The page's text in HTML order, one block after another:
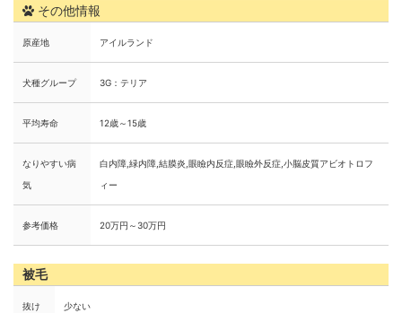
その他情報
原産地 アイルランド
犬種グループ 3G：テリア
平均寿命 12歳～15歳
なりやすい病
気
白内障,緑内障,結膜炎,眼瞼内反症,眼瞼外反症,小脳皮質アビオトロフ
ィー
参考価格 20万円～30万円
被毛
抜け
少ない